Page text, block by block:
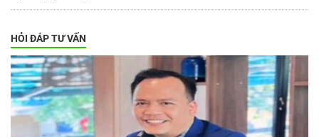
HỎI ĐÁP TƯ VẤN